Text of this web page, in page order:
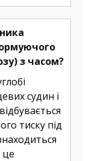
з часом?
судин і
тиску під
це